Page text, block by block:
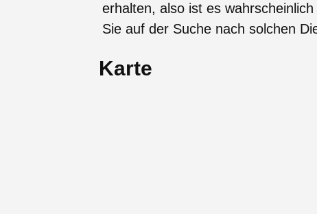
erhalten, also ist es
Sie auf der Suche nach solchen
Karte